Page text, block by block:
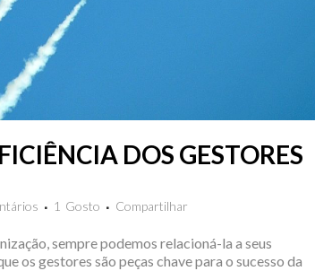
DOS GESTORES
1 Gosto Compartilhar
sempre podemos relacioná-la a seus
os gestores são peças chave para o sucesso da